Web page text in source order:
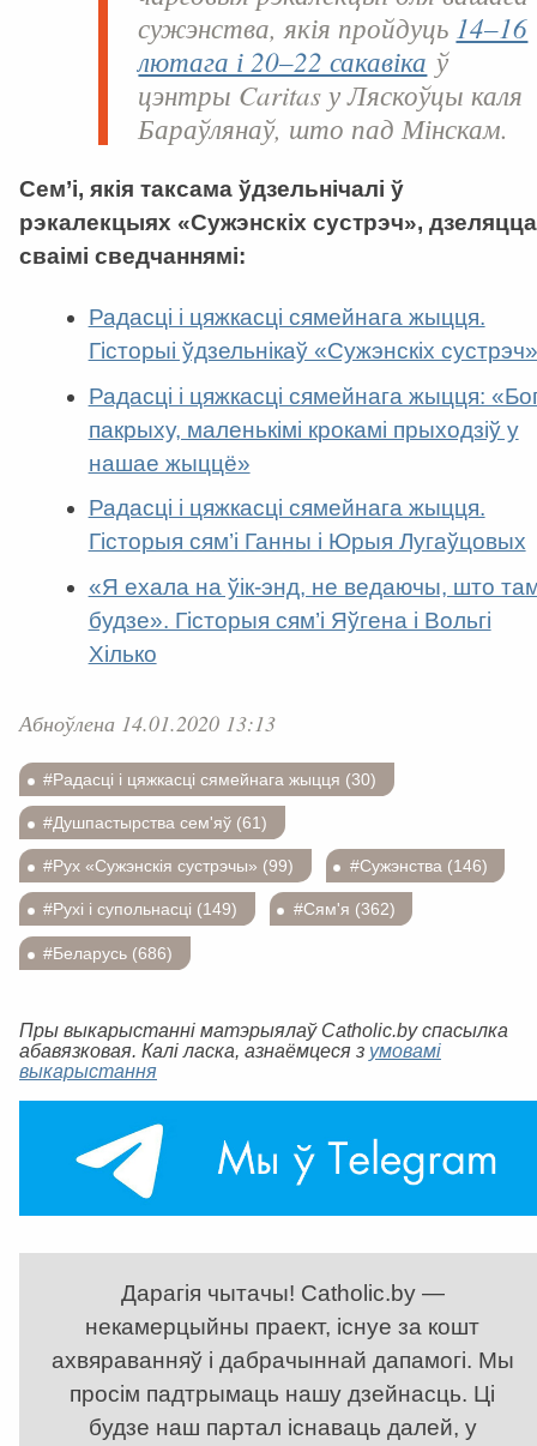
сужэнства, якія пройдуць 14–16
лютага і 20–22 сакавіка ў
цэнтры Caritasу Ляскоўцы каля
Бараўлянаў, што пад Мінскам.
Сем’і, якія таксама ўдзельнічалі ў
рэкалекцыях «Сужэнскіх сустрэч», дзеляцца
сваімі сведчаннямі:
Радасці і цяжкасці сямейнага жыцця.
Гісторыі ўдзельнікаў «Сужэнскіх сустрэч»
Радасці і цяжкасці сямейнага жыцця:
пакрыху, маленькімі крокамі прыходзіў у
нашае жыццё»
Радасці і цяжкасці сямейнага жыцця.
Гісторыя сям’і Ганны і Юрыя Лугаўцовых
«Я ехала на ўік-энд, не ведаючы, што
будзе». Гісторыя сям’і Яўгена і Вольгі
Хілько
Абноўлена 14.01.2020 13:13
#Радасці і цяжкасці сямейнага жыцця (30)
#Душпастырства сем'яў (61)
#Рух «Сужэнскія сустрэчы» (99) #Сужэнства (146)
#Рухі і супольнасці (149) #Сям'я (362)
#Беларусь (686)
Пры выкарыстанні матэрыялаў Catholic.by спасылка
абавязковая. Калі ласка, азнаёмцеся з умовамі
выкарыстання
Дарагія чытачы! Catholic.by —
некамерцыйны праект, існуе за кошт
ахвяраванняў і дабрачыннай дапамогі. Мы
просім падтрымаць нашу дзейнасць. Ці
будзе наш партал існаваць далей, у